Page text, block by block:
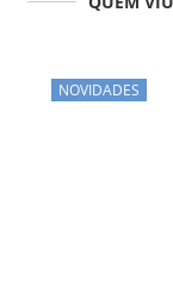
NOVIDADES